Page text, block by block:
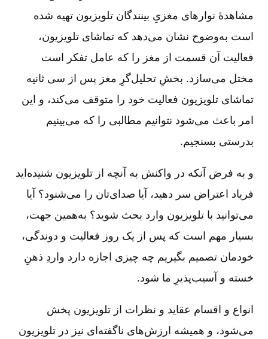
مشاهدۀ نوارهای مغزیِ بینندگان تلویزیون تهیه شده
است به‌وضوح نشان می‌دهد که تماشای تلویزیون،
فعالیت آن قسمت از مغز را که عامل تفکر است
مختل می‌سازد. بخشِ تحلیل‌گرِ مغز پس از سی ثانیه
تماشای تلویزیون فعالیت خود را متوقف می‌کند، و این
امر باعث می‌شود نتوانیم مطالبی را که می‌بینیم
بدرستی بسنجیم.
و به فرض آنکه در واکنش به آنچه از تلویزیون شنیده‌اید
فریاد اعتراض سر دهید، آیا صدای‌تان را می‌شنود؟ آیا
می‌توانید با تلویزیون وارد بحث شوید؟ به‌همین جهت،
بسیار مهم است که پس از یک روز فعالیت و دوندگی،
خودمان تصمیم بگیریم چه چیزی اجازه دارد واردِ ذهنِ
خسته و آسیب‌پذیرِ ما شود.
انواع و اقسام عقاید و نظرات از تلویزیون پخش
می‌شود، و همیشه ارزش‌های ناگفته‌ای نیز در تلویزیون